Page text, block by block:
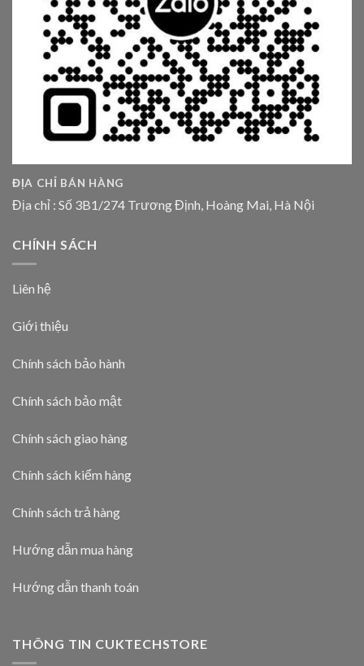
ĐỊA CHỈ BÁN HÀNG
Địa chỉ : Số 3B1/274 Trương Định, Hoàng Mai, Hà Nội
CHÍNH SÁCH
Liên hệ
Giới thiệu
Chính sách bảo hành
Chính sách bảo mật
Chính sách giao hàng
Chính sách kiểm hàng
Chính sách trả hàng
Hướng dẫn mua hàng
Hướng dẫn thanh toán
THÔNG TIN CUKTECHSTORE